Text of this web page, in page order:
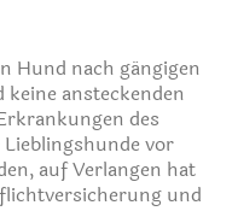
Hund nach gängigen
ansteckenden
des
vor
auf Verlangen hat
und